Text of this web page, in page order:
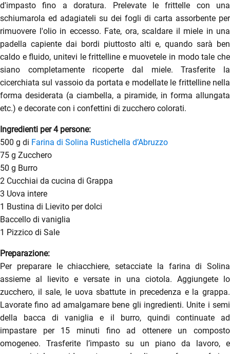
d'impasto fino a doratura. Prelevate le frittelle con una
schiumarola ed adagiateli su dei fogli di carta assorbente per
rimuovere l'olio in eccesso. Fate, ora, scaldare il miele in una
padella capiente dai bordi piuttosto alti e, quando sarà ben
caldo e fluido, unitevi le frittelline e muovetele in modo tale che
siano completamente ricoperte dal miele. Trasferite la
cicerchiata sul vassoio da portata e modellate le frittelline nella
forma desiderata (a ciambella, a piramide, in forma allungata
etc.) e decorate con i confettini di zucchero colorati.
Ingredienti per 4 persone:
500 g di Farina di Solina Rustichella d’Abruzzo
75 g Zucchero
50 g Burro
2 Cucchiai da cucina di Grappa
3 Uova intere
1 Bustina di Lievito per dolci
Baccello di vaniglia
1 Pizzico di Sale
Preparazione:
Per preparare le chiacchiere, setacciate la farina di Solina
assieme al lievito e versate in una ciotola. Aggiungete lo
zucchero, il sale, le uova sbattute in precedenza e la grappa.
Lavorate fino ad amalgamare bene gli ingredienti. Unite i semi
della bacca di vaniglia e il burro, quindi continuate ad
impastare per 15 minuti fino ad ottenere un composto
omogeneo. Trasferite l’impasto su un piano da lavoro, e